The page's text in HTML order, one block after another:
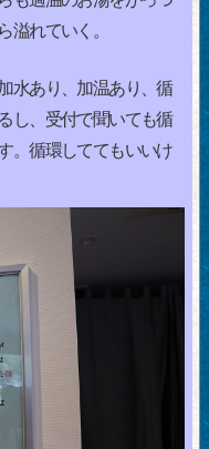
溢れていく。
水あり、加温あり、循
し、受付で聞いても循
。循環しててもいいけ